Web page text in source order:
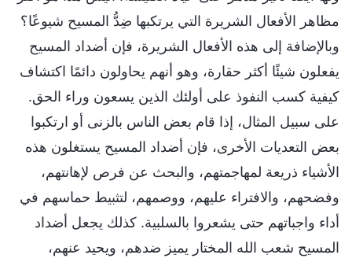
مظاهر الأفعال الشريرة التي يرتكبها ضِدُّ المسيح شيوعًا؟
وبالإضافة إلى هذه الأفعال الشريرة، فإن أضداد المسيح
يفعلون شيئًا أكثر حقارة، وهو أنهم يحاولون دائمًا اكتشاف
كيفية كسب النفوذ على أولئك الذين يسعون وراء الحق.
على سبيل المثال، إذا قام بعض الناس بالزنى أو ارتكبوا
بعض التعديات الأخرى، فإن أضداد المسيح يستغلون هذه
الأشياء ذريعة لمهاجمتهم، والبحث عن فرص لإهانتهم،
وفضحهم، والافتراء عليهم، ووصمهم، لتثبيط حماسهم في
أداء واجباتهم حتى يشعروا بالسلبية. كذلك يجعل أضداد
المسيح شعب الله المختار يميز ضدهم، ويحيد عنهم،